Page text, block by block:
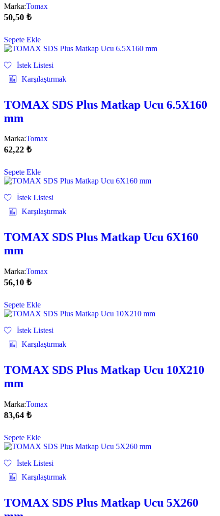
Marka:Tomax
50,50 ₺
Sepete Ekle
İstek Listesi
Karşılaştırmak
TOMAX SDS Plus Matkap Ucu 6.5X160
mm
Marka:Tomax
62,22 ₺
Sepete Ekle
İstek Listesi
Karşılaştırmak
TOMAX SDS Plus Matkap Ucu 6X160
mm
Marka:Tomax
56,10 ₺
Sepete Ekle
İstek Listesi
Karşılaştırmak
TOMAX SDS Plus Matkap Ucu 10X210
mm
Marka:Tomax
83,64 ₺
Sepete Ekle
İstek Listesi
Karşılaştırmak
TOMAX SDS Plus Matkap Ucu 5X260